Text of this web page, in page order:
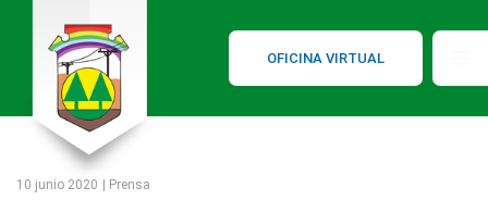
OFICINA VIRTUAL
10 junio 2020 | Prensa